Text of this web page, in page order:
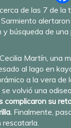
de las 7 de la
y búsqueda de una
Martín, una
al lago en
a la vera de
volvió una
complicaron su
Finalmente,